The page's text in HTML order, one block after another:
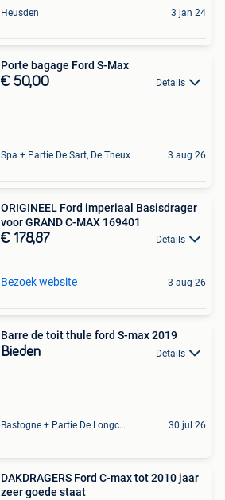
Heusden 3 jan 24
Porte bagage Ford S-Max
€ 50,00 Details
Spa + Partie De Sart, De Theux 3 aug 26
ORIGINEEL Ford imperiaal Basisdrager
voor GRAND C-MAX 169401
€ 178,87 Details
Bezoek website 3 aug 26
Barre de toit thule ford S-max 2019
Bieden Details
Bastogne + Partie De Longchamps Et Sibret 30 jul 26
DAKDRAGERS Ford C-max tot 2010 jaar
zeer goede staat